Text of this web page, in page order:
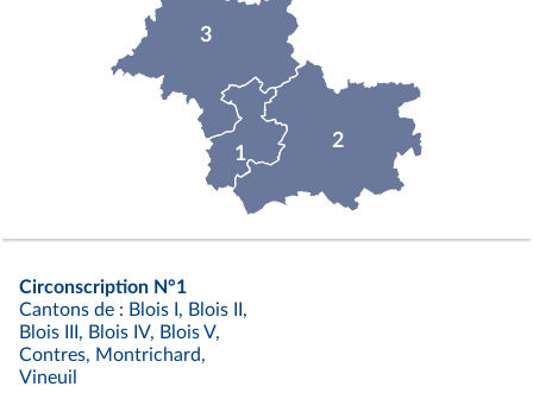
1
2
3
Circonscription N°1
Cantons de : Blois I, Blois II,
Blois III, Blois IV, Blois V,
Contres, Montrichard,
Vineuil